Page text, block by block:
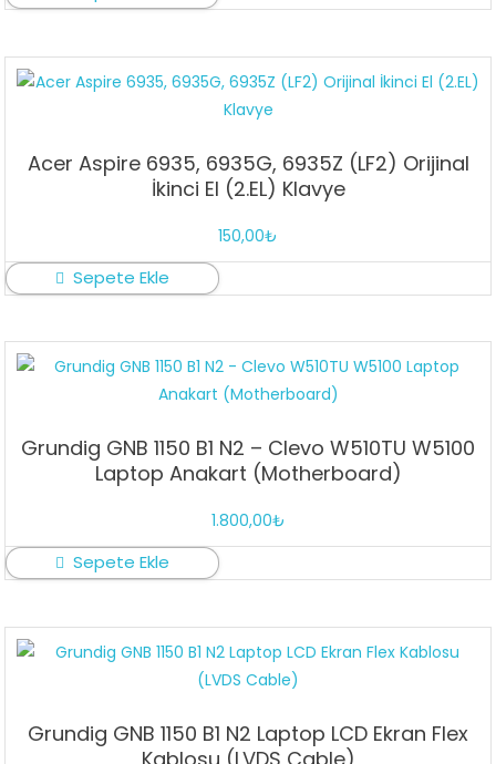
Acer Aspire 6935, 6935G, 6935Z (LF2) Orijinal
İkinci El (2.EL) Klavye
150,00₺
Sepete Ekle
Grundig GNB 1150 B1 N2 – Clevo W510TU W5100
Laptop Anakart (Motherboard)
1.800,00₺
Sepete Ekle
Grundig GNB 1150 B1 N2 Laptop LCD Ekran Flex